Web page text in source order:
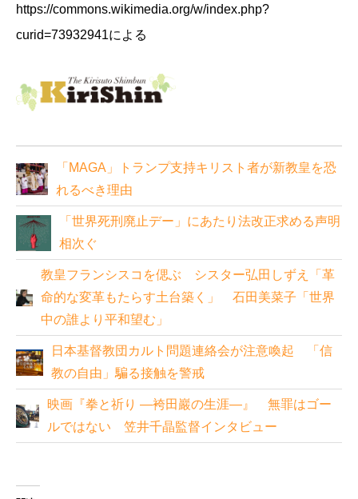
https://commons.wikimedia.org/w/index.php?
curid=73932941による
「MAGA」トランプ支持キリスト者が新教皇を恐
れるべき理由
「世界死刑廃止デー」にあたり法改正求める声明
相次ぐ
教皇フランシスコを偲ぶ シスター弘田しずえ「革
命的な変革もたらす土台築く」 石田美菜子「世界
中の誰より平和望む」
日本基督教団カルト問題連絡会が注意喚起 「信
教の自由」騙る接触を警戒
映画『拳と祈り ―袴田巖の生涯―』 無罪はゴー
ルではない 笠井千晶監督インタビュー